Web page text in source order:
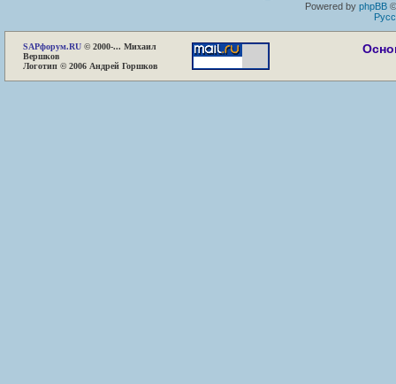
Powered by phpBB
SAPфорум.RU © 2000-... Михаил
Вершков
Логотип © 2006 Андрей Горшков